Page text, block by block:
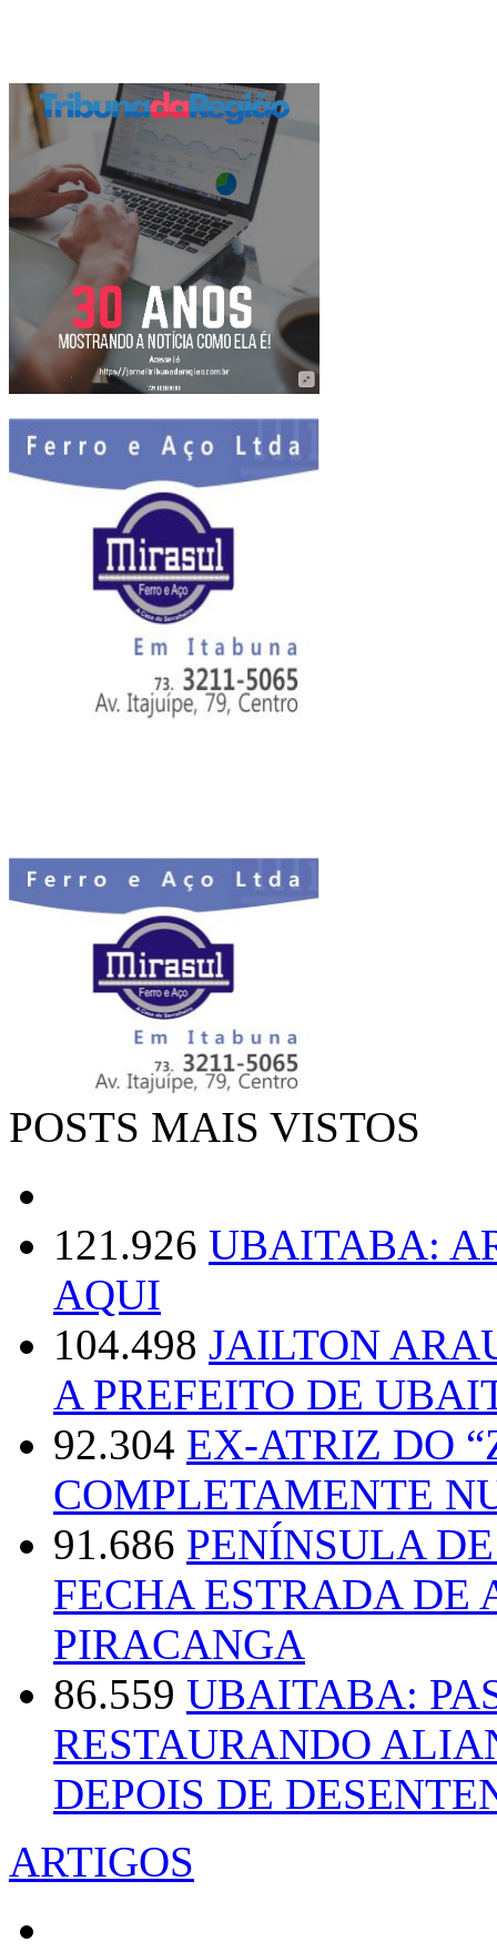
POSTS MAIS VISTOS
121.926 UBAITABA:
AQUI
104.498 JAILTON
A PREFEITO DE
92.304 EX-ATRIZ DO
COMPLETAMENTE
91.686 PENÍNSULA
FECHA ESTRADA DE
PIRACANGA
86.559 UBAITABA:
RESTAURANDO
DEPOIS DE
ARTIGOS